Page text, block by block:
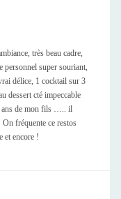
très beau cadre,
super souriant,
délice, 1 cocktail sur 3
dessert cté impeccable
ans de mon fils ….. il
fréquente ce restos
et encore !